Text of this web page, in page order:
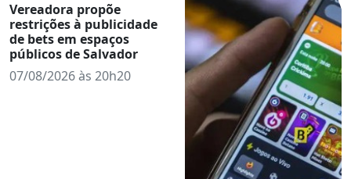
Vereadora propõe
restrições à publicidade
de bets em espaços
públicos de Salvador
07/08/2026 às 20h20